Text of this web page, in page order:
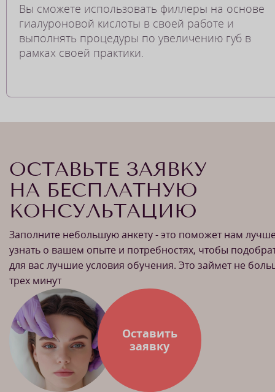
Вы сможете использовать филлеры на основе
гиалуроновой кислоты в своей работе и
выполнять процедуры по увеличению губ в
рамках своей практики.
ОСТАВЬТЕ ЗАЯВКУ
НА БЕСПЛАТНУЮ
КОНСУЛЬТАЦИЮ
Заполните небольшую анкету - это поможет нам
узнать о вашем опыте и потребностях, чтобы
для вас лучшие условия обучения. Это займет не
трех минут
Оставить
заявку